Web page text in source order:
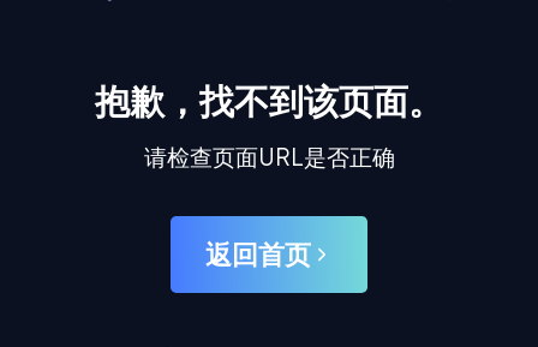
抱歉，找不到该页面。
请检查页面URL是否正确
返回首页